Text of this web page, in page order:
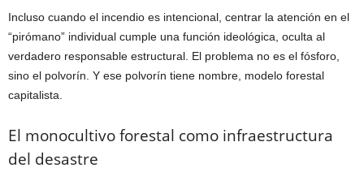
Incluso cuando el incendio es intencional, centrar la atención en el
“pirómano” individual cumple una función ideológica, oculta al
verdadero responsable estructural. El problema no es el fósforo,
sino el polvorín. Y ese polvorín tiene nombre, modelo forestal
capitalista.
El monocultivo forestal como infraestructura
del desastre